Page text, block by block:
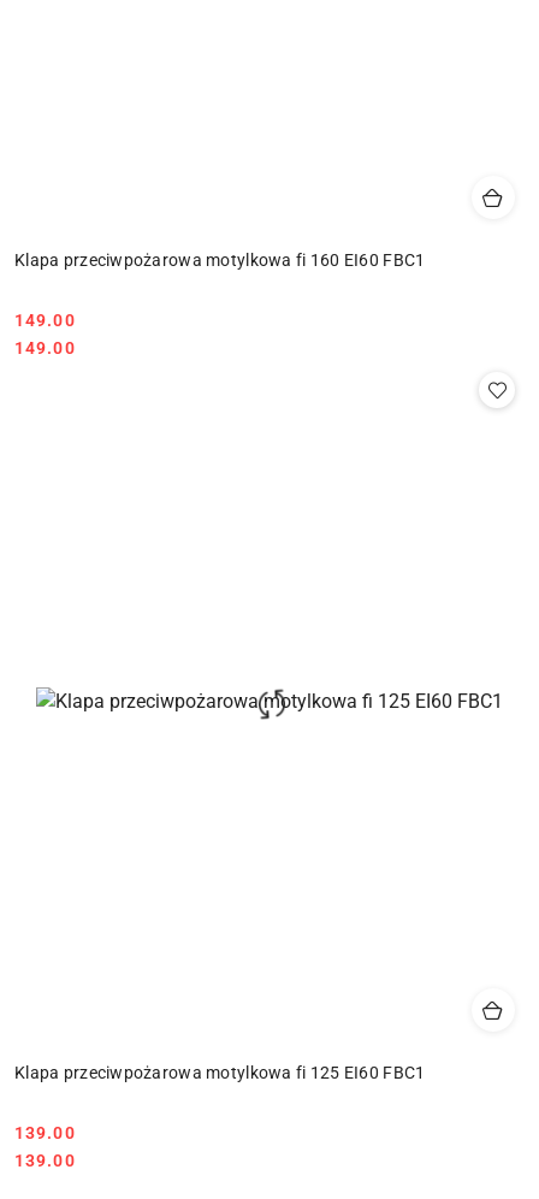
Klapa przeciwpożarowa motylkowa fi 160 EI60 FBC1
Cena:
149.00
Cena:
149.00
Klapa przeciwpożarowa motylkowa fi 125 EI60 FBC1
Cena:
139.00
Cena:
139.00